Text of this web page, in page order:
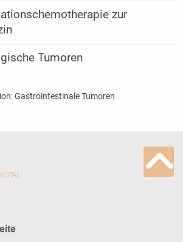
zur
Tumoren
Gastrointestinale Tumoren